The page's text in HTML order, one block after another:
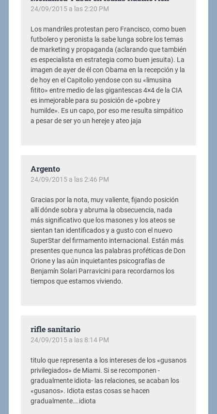
24/09/2015 a las 2:20 PM
Los mandriles protestan pero Francisco, como buen
futbolero y peronista la sabe lunga sobre los temas
de marketing y propaganda (aclarando que también
es especialista en estrategia como buen jesuita). La
imagen de ayer de él con Obama en la recepción y la
de hoy en el Capitolio yendose con su «limusina
fitito» entre medio de las gigantescas 4×4 de la CIA
es inmejorable para su posición de «pobre y
humilde». Es un capo, por eso me resulta simpático
a pesar de ser yo un hereje y ateo jaja
Argento
24/09/2015 a las 2:46 PM
Gracias por la nota, muy valiente, fijando posición
allí dónde sobra y abruma la obsecuencia, nada
más significativo que los masones y los ateos se
sientan tan identificados y a gusto con el nuevo
SuperStar del firmamento internacional. Están más
presentes que nunca las palabras proféticas de Don
Orione y las aún inquietantes psicografías de
Benjamín Solari Parravicini para recordarnos los
tiempos que estamos viviendo.
rifle sanitario
24/09/2015 a las 8:14 PM
titulo que representa a los intereses de los «gusanos
privilegiados» de Miami. Si se recomponen -
gradualmente idiota- las relaciones, se acaban los
«gusanos». Idiota estas cosas se hacen
gradualmente….idiota